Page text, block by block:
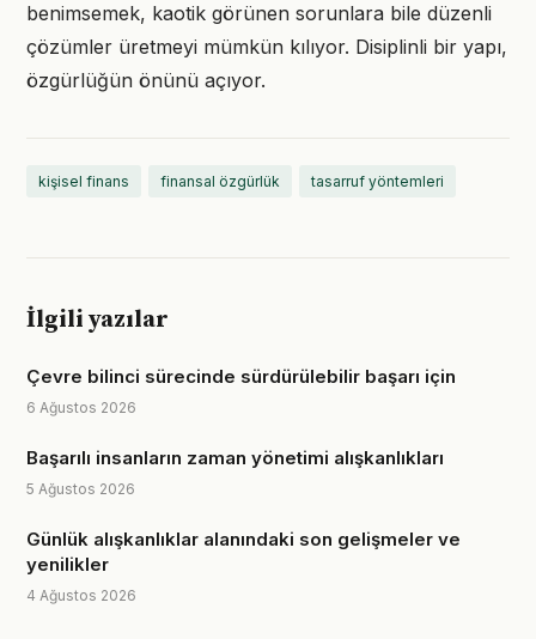
benimsemek, kaotik görünen sorunlara bile düzenli
çözümler üretmeyi mümkün kılıyor. Disiplinli bir yapı,
özgürlüğün önünü açıyor.
kişisel finans finansal özgürlük tasarruf yöntemleri
İlgili yazılar
Çevre bilinci sürecinde sürdürülebilir başarı için
6 Ağustos 2026
Başarılı insanların zaman yönetimi alışkanlıkları
5 Ağustos 2026
Günlük alışkanlıklar alanındaki son gelişmeler ve
yenilikler
4 Ağustos 2026